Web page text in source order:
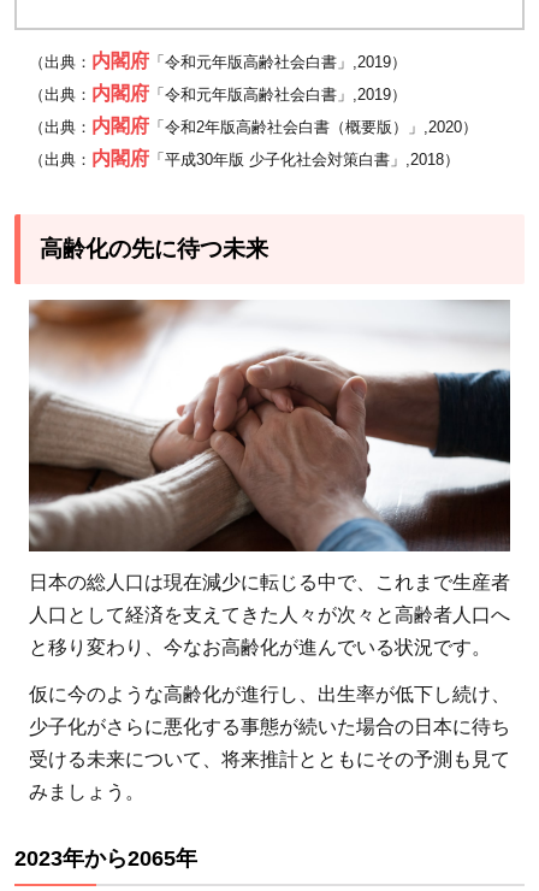
（出典： 内閣府 「令和元年版高齢社会白書」,2019）
（出典： 内閣府 「令和元年版高齢社会白書」,2019）
（出典： 内閣府 「令和2年版高齢社会白書（概要版）」,2020）
（出典： 内閣府 「平成30年版 少子化社会対策白書」,2018）
高齢化の先に待つ未来
日本の総人口は現在減少に転じる中で、これまで生産者
人口として経済を支えてきた人々が次々と高齢者人口へ
と移り変わり、今なお高齢化が進んでいる状況です。
仮に今のような高齢化が進行し、出生率が低下し続け、
少子化がさらに悪化する事態が続いた場合の日本に待ち
受ける未来について、将来推計とともにその予測も見て
みましょう。
2023年から2065年